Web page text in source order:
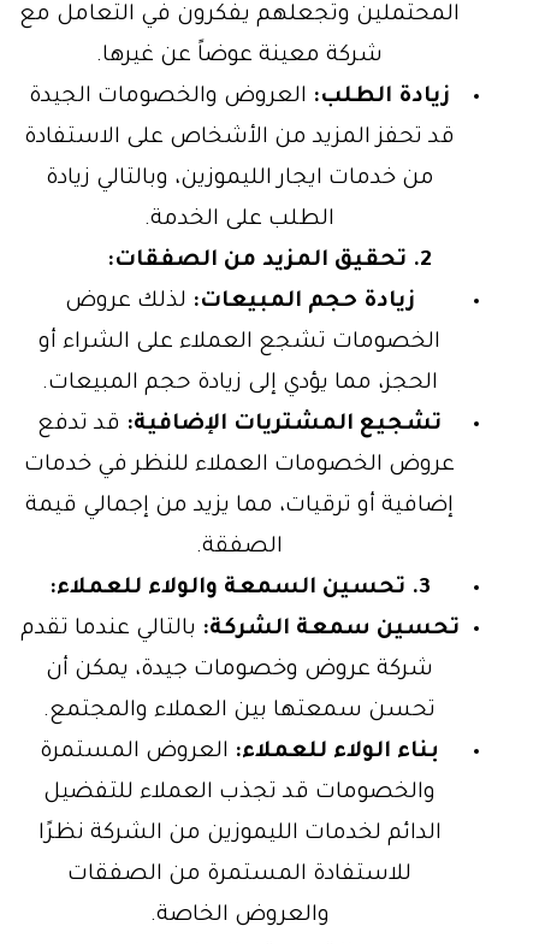
المحتملين وتجعلهم يفكرون في التعامل مع
شركة معينة عوضاً عن غيرها.
زيادة الطلب: العروض والخصومات الجيدة
قد تحفز المزيد من الأشخاص على الاستفادة
من خدمات ايجار الليموزين، وبالتالي زيادة
الطلب على الخدمة.
2. تحقيق المزيد من الصفقات:
زيادة حجم المبيعات: لذلك عروض
الخصومات تشجع العملاء على الشراء أو
الحجز، مما يؤدي إلى زيادة حجم المبيعات.
تشجيع المشتريات الإضافية: قد تدفع
عروض الخصومات العملاء للنظر في خدمات
إضافية أو ترقيات، مما يزيد من إجمالي قيمة
الصفقة.
3. تحسين السمعة والولاء للعملاء:
تحسين سمعة الشركة: بالتالي عندما تقدم
شركة عروض وخصومات جيدة، يمكن أن
تحسن سمعتها بين العملاء والمجتمع.
بناء الولاء للعملاء: العروض المستمرة
والخصومات قد تجذب العملاء للتفضيل
الدائم لخدمات الليموزين من الشركة نظرًا
للاستفادة المستمرة من الصفقات
والعروض الخاصة.